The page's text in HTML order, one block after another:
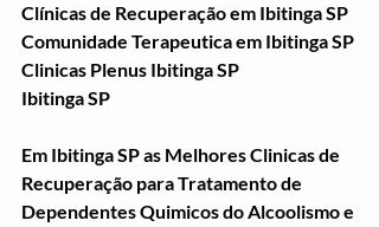
Clínicas de Recuperação em Ibitinga SP
Comunidade Terapeutica em Ibitinga SP
Clinicas Plenus Ibitinga SP
Ibitinga SP
Em Ibitinga SP as Melhores Clinicas de
Recuperação para Tratamento de
Dependentes Quimicos do Alcoolismo e